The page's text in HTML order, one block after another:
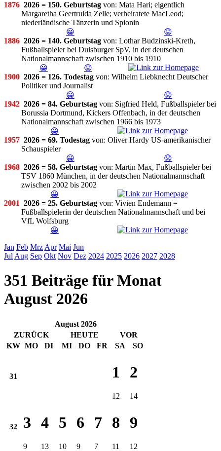
1876 2026 = 150. Geburtstag von: Mata Hari; eigentlich
Margaretha Geertruida Zelle; verheiratete MacLeod;
niederländische Tänzerin und Spionin
😀
😟
1886 2026 = 140. Geburtstag von: Lothar Budzinski-Kreth,
Fußballspieler bei Duisburger SpV, in der deutschen
Nationalmannschaft zwischen 1910 bis 1910
😀
😟
1900 2026 = 126. Todestag von: Wilhelm Liebknecht Deutscher
Politiker und Journalist
😀
😟
1942 2026 = 84. Geburtstag von: Sigfried Held, Fußballspieler bei
Borussia Dortmund, Kickers Offenbach, in der deutschen
Nationalmannschaft zwischen 1966 bis 1973
😀
1957 2026 = 69. Todestag von: Oliver Hardy US-amerikanischer
Schauspieler
😀
😟
1968 2026 = 58. Geburtstag von: Martin Max, Fußballspieler bei
TSV 1860 München, in der deutschen Nationalmannschaft
zwischen 2002 bis 2002
😀
2001 2026 = 25. Geburtstag von: Vivien Endemann =
Fußballspielerin der deutschen Nationalmannschaft und bei
VfL Wolfsburg
😀
Jan Feb Mrz Apr Mai Jun
Jul Aug Sep Okt Nov Dez 2024 2025 2026 2027 2028
351 Beiträge für Monat
August 2026
August 2026
ZURÜCK
HEUTE
VOR
KW MO DI MI DO FR SA SO
31 1
12
2
14
32 3
9
4
13
5
10
6
9
7
7
8
11
9
12